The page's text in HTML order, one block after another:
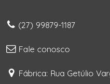
(27) 99879-1187
Fale conosco
Fábrica: Rua Getúlio